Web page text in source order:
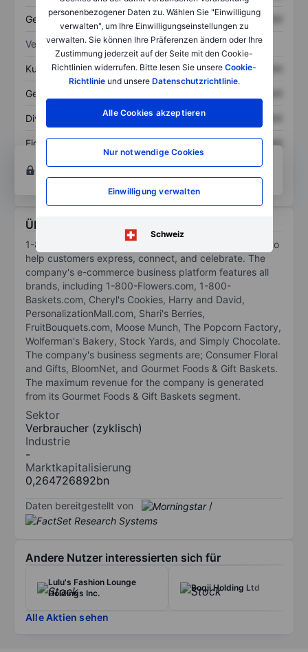
personenbezogener Daten zu. Wählen Sie "Einwilligung
verwalten", um Ihre Einwilligungseinstellungen zu
verwalten. Sie können Ihre Präferenzen ändern oder Ihre
Zustimmung jederzeit auf der Seite mit den Cookie-
Richtlinien widerrufen. Bitte lesen Sie unsere Cookie-
Richtlinieund unsere Datenschutzrichtlinie.
Alle Cookies akzeptieren
Nur notwendige Cookies
Einwilligung verwalten
Schweiz
Gesamtschulden XXXXXXX XXXXXXX
Verhältnisse
Kurs/Umsatz XXXXXXX XXXXXXX
Gewinn je Aktie
Dividende je Aktie XXXXXXX
Eigenkapitalrendite
XXXXXXX
Konto eröffnen
und Analyse-Tools zu erhalten.
Über 1-800 FLOWERS.COM, Inc.
1-800-Flowers.com Inc is a provider of gifts designed to
help customers express, connect, and celebrate. The
company's e-commerce business platform features all
brands, including 1-800-Flowers.com, 1-800-
Baskets.com, Cheryl's Cookies, Harry and David,
PersonalizationMall.com, Shari's Berries,
FruitBouquets.com, Moose Munch, The Popcorn Factory,
Wolferman's Bakery, Stock Yards, and Simply Chocolate.
The company's business segments are; Consumer Floral
and Gifts, BloomNet, and Gourmet Foods & Gift Baskets.
The maximum revenue for the company is generated
from its Gourmet Foods & Gift Baskets segment.
Sektor
Verbraucher (zyklisch)
Industrie
-
Marktkapitalisierung
0,264726892bn
Daten bereitgestellt von /
Andere Nutzer interessierten sich für
Lulu's Fashion Lounge
Holdings Inc.
Boqii Holding Ltd
Alle Aktien sehen